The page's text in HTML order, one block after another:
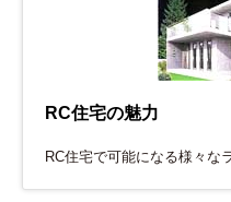
RC住宅の魅力
RC住宅で可能になる様々な